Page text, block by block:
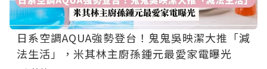
日系空調AQUA強勢登台！鬼鬼吳映潔大推「減
法生活」，米其林主廚孫鍾元最愛家電曝光